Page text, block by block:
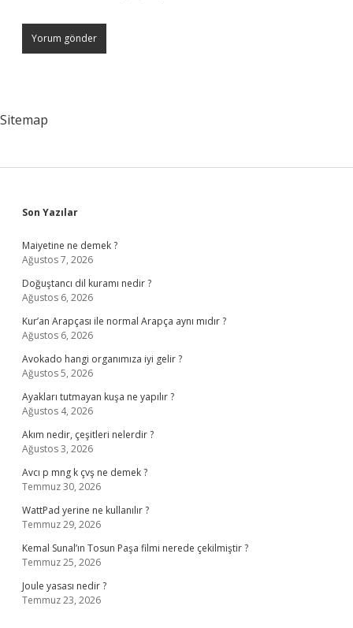
Sitemap
Sidebar
Son Yazılar
Maiyetine ne demek ?
Ağustos 7, 2026
Doğuştancı dil kuramı nedir ?
Ağustos 6, 2026
Kur’an Arapçası ile normal Arapça aynı mıdır ?
Ağustos 6, 2026
Avokado hangi organımıza iyi gelir ?
Ağustos 5, 2026
Ayakları tutmayan kuşa ne yapılır ?
Ağustos 4, 2026
Akım nedir, çeşitleri nelerdir ?
Ağustos 3, 2026
Avcı p mng k çvş ne demek ?
Temmuz 30, 2026
WattPad yerine ne kullanılır ?
Temmuz 29, 2026
Kemal Sunal’ın Tosun Paşa filmi nerede çekilmiştir ?
Temmuz 25, 2026
Joule yasası nedir ?
Temmuz 23, 2026